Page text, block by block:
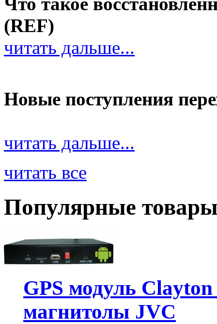
(REF)
читать дальше...
Новые поступления
читать дальше...
читать все
Популярные
GPS модуль
магнитолы JVC